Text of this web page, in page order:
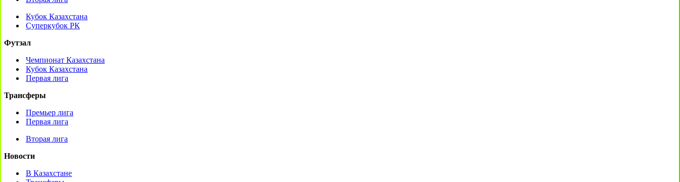
Кубок Казахстана
Суперкубок РК
Футзал
Чемпионат Казахстана
Кубок Казахстана
Первая лига
Трансферы
Премьер лига
Первая лига
Вторая лига
Новости
В Казахстане